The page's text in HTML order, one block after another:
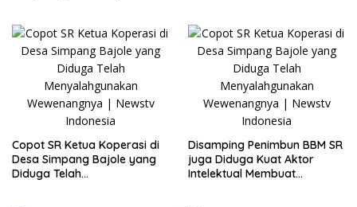
Copot SR Ketua Koperasi di
Desa Simpang Bajole yang
Diduga Telah
Disamping Penimbun BBM SR
juga Diduga Kuat Aktor
Intelektual Membuat